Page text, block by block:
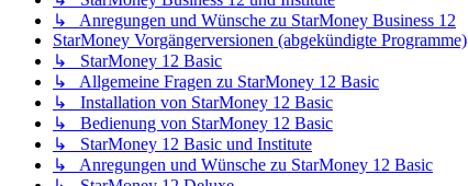
↳ Anregungen und Wünsche zu StarMoney Business 12
StarMoney Vorgängerversionen (abgekündigte Programme)
↳ StarMoney 12 Basic
↳ Allgemeine Fragen zu StarMoney 12 Basic
↳ Installation von StarMoney 12 Basic
↳ Bedienung von StarMoney 12 Basic
↳ StarMoney 12 Basic und Institute
↳ Anregungen und Wünsche zu StarMoney 12 Basic